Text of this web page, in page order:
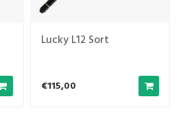
Lucky L12 Sort
€115,00